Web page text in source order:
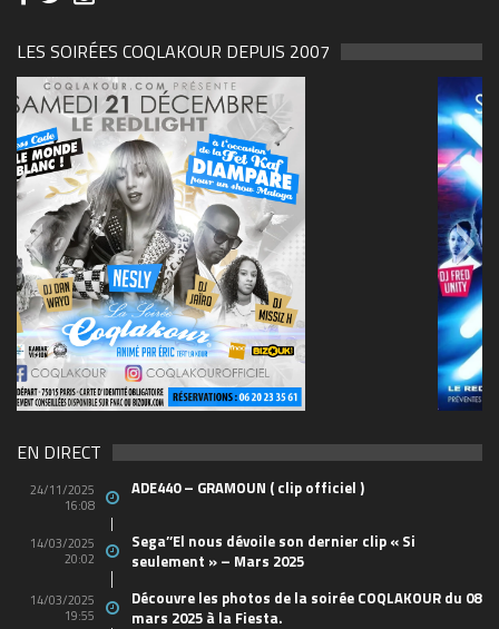
LES SOIRÉES COQLAKOUR DEPUIS 2007
(1)
EN DIRECT
24/11/2025
16:08
ADE440 – GRAMOUN ( clip officiel )
14/03/2025
20:02
Sega’’El nous dévoile son dernier clip « Si
seulement » – Mars 2025
14/03/2025
19:55
Découvre les photos de la soirée COQLAKOUR du 08
mars 2025 à la Fiesta.